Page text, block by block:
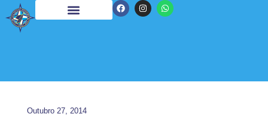
Outubro 27, 2014